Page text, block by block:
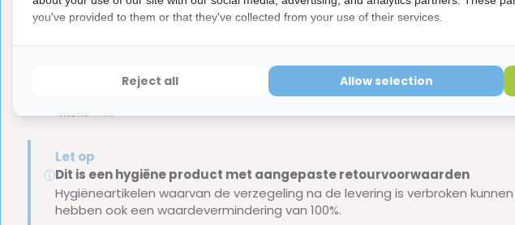
Inhoud van de verpakking
1x Vitis Baby Tandenborstel
Merk:Vitis
ⓘ
Let op
Dit is een hygiëne product met aangepaste retourvoorwaarden
Hygiëneartikelen waarvan de verzegeling na de levering is verbroken
hebben ook een waardevermindering van 100%.
you've provided to them or that they've collected from your use of their services.
Reject all Allow selection